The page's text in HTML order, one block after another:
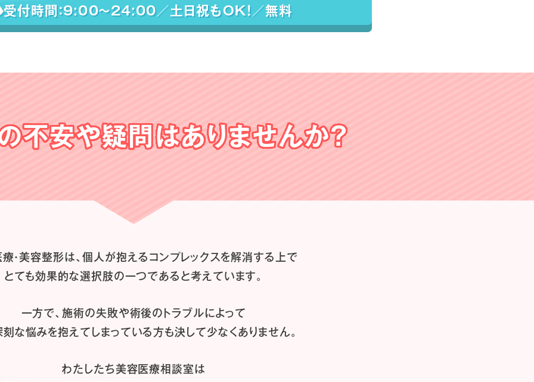
受付時間：9:00〜24:00／土日祝もOK！／無料
不安や疑問はありませんか？
・美容整形は、個人が抱えるコンプレックスを解消する上で
とても効果的な選択肢の一つであると考えています。
一方で、施術の失敗や術後のトラブルによって
な悩みを抱えてしまっている方も決して少なくありません。
わたしたち美容医療相談室は